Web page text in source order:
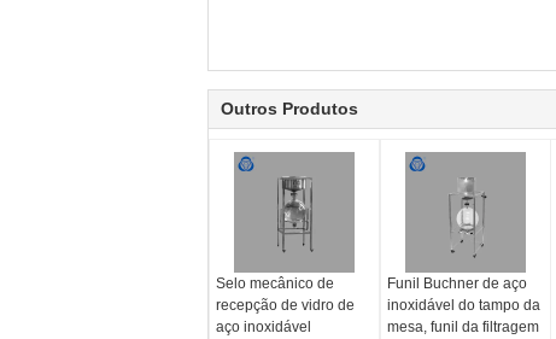
Outros Produtos
Selo mecânico de
recepção de vidro de
aço inoxidável
Funil Buchner de aço
inoxidável do tampo da
mesa, funil da filtragem